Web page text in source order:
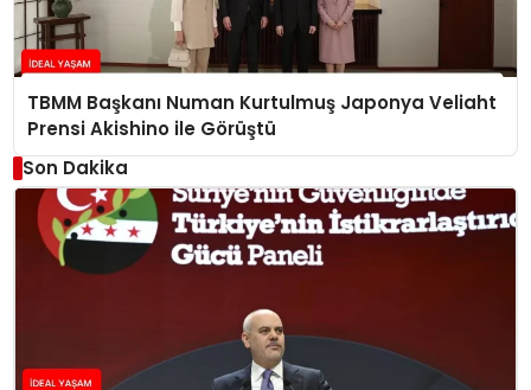
TBMM Başkanı Numan Kurtulmuş Japonya Veliaht
Prensi Akishino ile Görüştü
Son Dakika